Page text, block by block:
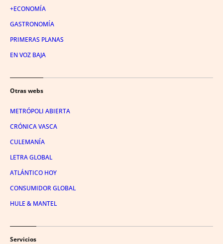
+ECONOMÍA
GASTRONOMÍA
PRIMERAS PLANAS
EN VOZ BAJA
Otras webs
METRÓPOLI ABIERTA
CRÓNICA VASCA
CULEMANÍA
LETRA GLOBAL
ATLÁNTICO HOY
CONSUMIDOR GLOBAL
HULE & MANTEL
Servicios